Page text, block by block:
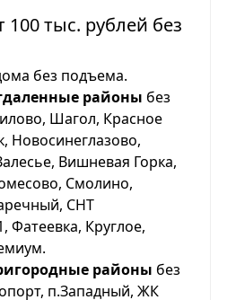
100 тыс. рублей без
без подъема.
районы без
Шагол, Красное
Новосинеглазово,
Вишневая Горка,
Смолино,
СНТ
Фатеевка, Круглое,
районы без
п.Западный, ЖК